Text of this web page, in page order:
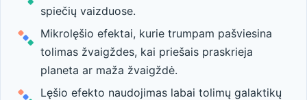
spiečių vaizduose.
Mikrolęšio efektai, kurie trumpam pašviesina
tolimas žvaigždes, kai priešais praskrieja
planeta ar maža žvaigždė.
Lęšio efekto naudojimas labai tolimų galaktikų